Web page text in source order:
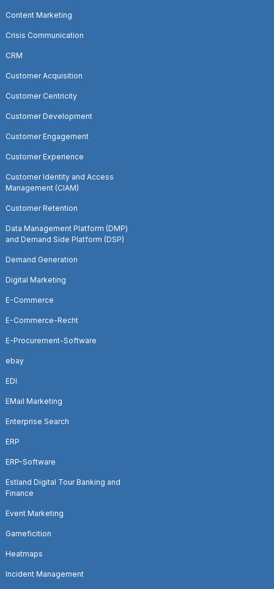
Content Marketing
Crisis Communication
CRM
Customer Acquisition
Customer Centricity
Customer Development
Customer Engagement
Customer Experience
Customer Identity and Access
Management (CIAM)
Customer Retention
Data Management Platform (DMP)
and Demand Side Platform (DSP)
Demand Generation
Digital Marketing
E-Commerce
E-Commerce-Recht
E-Procurement-Software
ebay
EDI
EMail Marketing
Enterprise Search
ERP
ERP-Software
Estland Digital Tour Banking and
Finance
Event Marketing
Gameficition
Heatmaps
Incident Management